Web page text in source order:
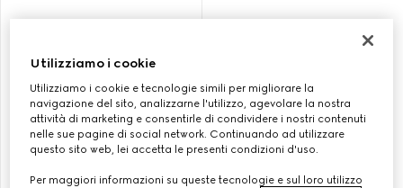
BORSA SHOPPING GUCCI
DIANA MISURA MEDIA
DIANA MISURA MEDIA
Utilizziamo i cookie
Utilizziamo i cookie e tecnologie simili per migliorare la
navigazione del sito, analizzarne l'utilizzo, agevolare la nostra
attività di marketing e consentirle di condividere i nostri contenuti
nelle sue pagine di social network. Continuando ad utilizzare
questo sito web, lei accetta le presenti condizioni d'uso.
Per maggiori informazioni su queste tecnologie e sul loro utilizzo